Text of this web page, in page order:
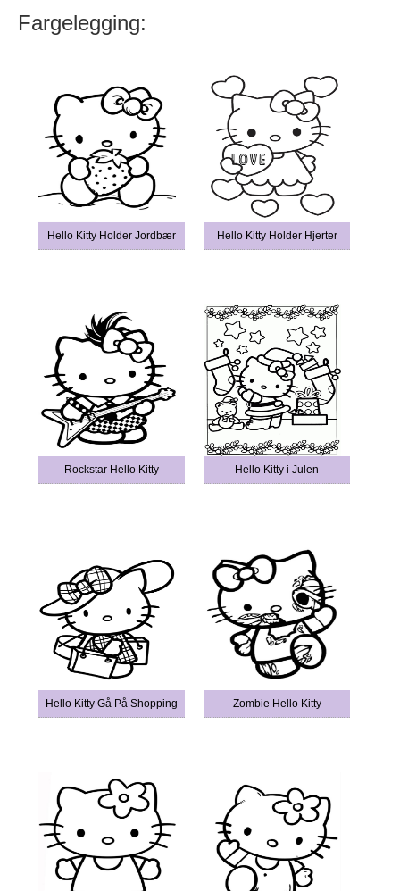
Fargelegging:
Hello Kitty Holder Jordbær Hello Kitty Holder Hjerter
Rockstar Hello Kitty Hello Kitty i Julen
Hello Kitty Gå På Shopping Zombie Hello Kitty